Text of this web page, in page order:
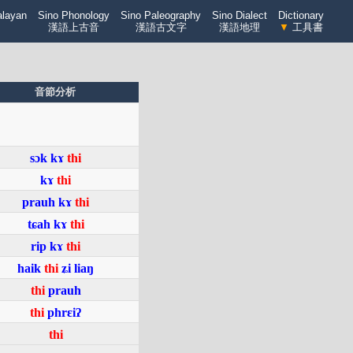
Sino Phonology
漢語上古音
Sino Paleography
漢語古文字
Sino Dialect
漢語地理
Dictionary
▼ 工具書
音節分析
sɔk kɤ thi
kɤ thi
prauh kɤ thi
tɕah kɤ thi
rip kɤ thi
haik thi ʑi liaŋ
thi prauh
thi phrɛiʔ
thi